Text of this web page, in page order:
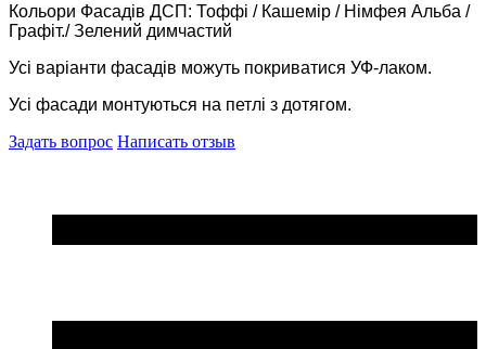
Кольори Фасадів ДСП: Тоффі / Кашемір / Німфея Альба /
Графіт./ Зелений димчастий
Усі варіанти фасадів можуть покриватися УФ-лаком.
Усі фасади монтуються на петлі з дотягом.
Задать вопрос Написать отзыв